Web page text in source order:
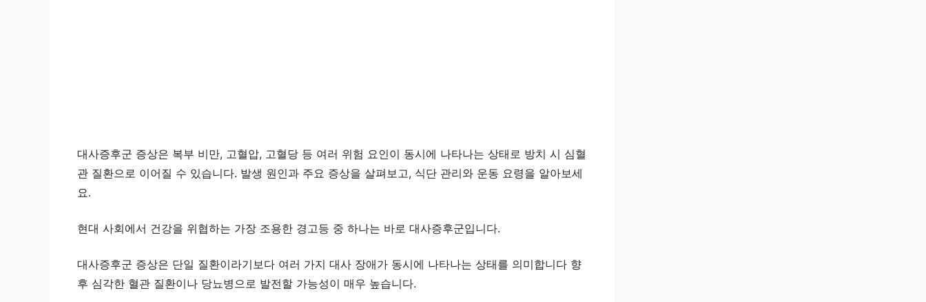
대사증후군 증상은 복부 비만, 고혈압, 고혈당 등 여러 위험 요인이 동시에 나타나는 상태로 방치 시 심혈
관 질환으로 이어질 수 있습니다. 발생 원인과 주요 증상을 살펴보고, 식단 관리와 운동 요령을 알아보세
요.
현대 사회에서 건강을 위협하는 가장 조용한 경고등 중 하나는 바로 대사증후군입니다.
대사증후군 증상은 단일 질환이라기보다 여러 가지 대사 장애가 동시에 나타나는 상태를 의미합니다 향
후 심각한 혈관 질환이나 당뇨병으로 발전할 가능성이 매우 높습니다.